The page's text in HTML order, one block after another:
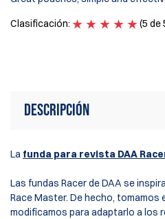
Clasificación:
(5 de
Descripción
La funda para revista DAA
Las fundas Racer de DAA se
Race Master. De hecho, tomamos
modificamos para adaptarlo a los